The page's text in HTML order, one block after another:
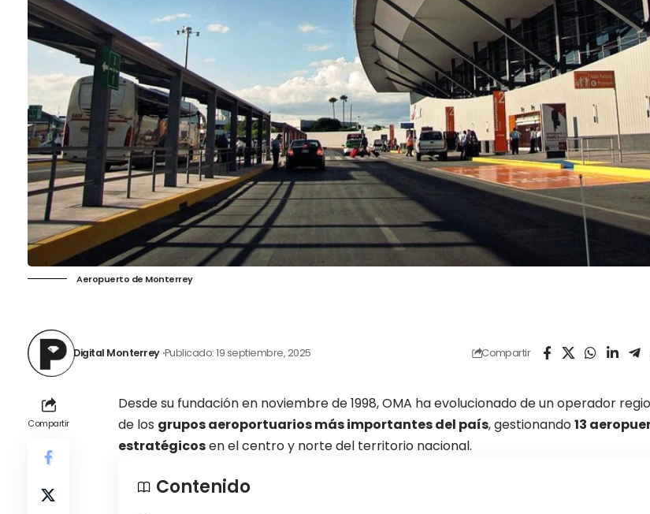
Aeropuerto de Monterrey
Digital Monterrey Publicado: 19 septiembre, 2025 Compartir
Compartir
Desde su fundación en noviembre de 1998, OMA ha evolucionado de un operador
de los grupos aeroportuarios más importantes del país, gestionando13
estratégicosen el centro y norte del territorio nacional.
Contenido